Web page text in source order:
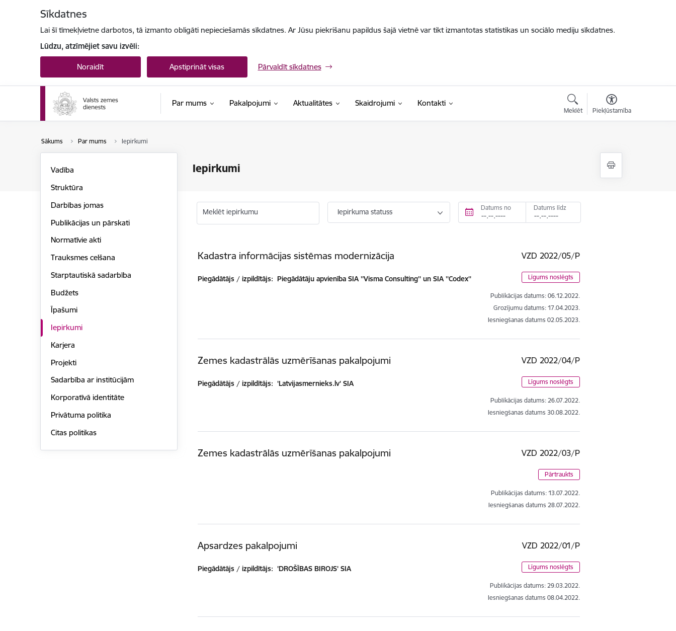
Sīkdatnes
Lai šī tīmekļvietne darbotos, tā izmanto obligāti nepieciešamās sīkdatnes. Ar Jūsu piekrišanu papildus šajā vietnē var tikt izmantotas statistikas un sociālo mediju sīkdatnes.
Lūdzu, atzīmējiet savu izvēli:
Noraidīt Apstiprināt visas Pārvaldīt sīkdatnes
Par mums Pakalpojumi Aktualitātes Skaidrojumi Kontakti
Meklēt Piekļūstamība
Sākums Par mums Iepirkumi
Iepirkumi
Vadība
Struktūra
Darbības jomas
Publikācijas un pārskati
Normatīvie akti
Trauksmes celšana
Starptautiskā sadarbība
Budžets
Īpašumi
Iepirkumi
Karjera
Projekti
Sadarbība ar institūcijām
Korporatīvā identitāte
Privātuma politika
Citas politikas
Meklēt iepirkumu Iepirkuma statuss Datums no Datums līdz
Kadastra informācijas sistēmas modernizācija
Piegādātājs / izpildītājs: Piegādātāju apvienība SIA ''Visma Consulting'' un SIA ''Codex''
VZD 2022/05/P
Līgums noslēgts
Publikācijas datums: 06.12.2022.
Grozījumu datums: 17.04.2023.
Iesniegšanas datums 02.05.2023.
Zemes kadastrālās uzmērīšanas pakalpojumi
Piegādātājs / izpildītājs: 'Latvijasmernieks.lv' SIA
VZD 2022/04/P
Līgums noslēgts
Publikācijas datums: 26.07.2022.
Iesniegšanas datums 30.08.2022.
Zemes kadastrālās uzmērīšanas pakalpojumi VZD 2022/03/P
Pārtraukts
Publikācijas datums: 13.07.2022.
Iesniegšanas datums 28.07.2022.
Apsardzes pakalpojumi
Piegādātājs / izpildītājs: 'DROŠĪBAS BIROJS' SIA
VZD 2022/01/P
Līgums noslēgts
Publikācijas datums: 29.03.2022.
Iesniegšanas datums 08.04.2022.